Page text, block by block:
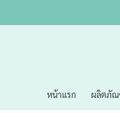
หน้าแรก ผลิตภัณ